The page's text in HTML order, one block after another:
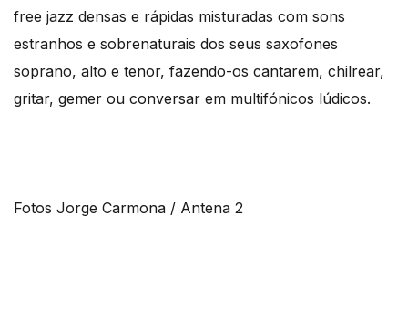
free jazz densas e rápidas misturadas com sons
estranhos e sobrenaturais dos seus saxofones
soprano, alto e tenor, fazendo-os cantarem, chilrear,
gritar, gemer ou conversar em multifónicos lúdicos.
Fotos Jorge Carmona / Antena 2